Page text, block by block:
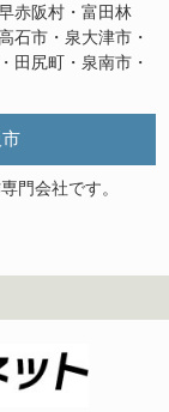
赤阪村・富田林
石市・泉大津市・
田尻町・泉南市・
門会社です。